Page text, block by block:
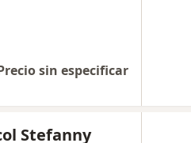
sin especificar
Stefanny